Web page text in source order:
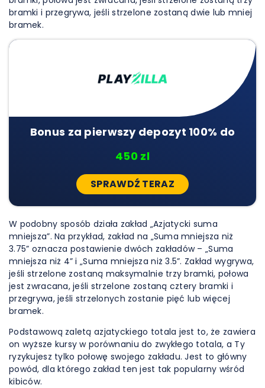
bramki i przegrywa, jeśli strzelone zostaną dwie lub mniej
bramek.
Bonus za pierwszy depozyt 100% do
450 zl
SPRAWDŹ TERAZ
W podobny sposób działa zakład „Azjatycki suma
mniejsza”. Na przykład, zakład na „Suma mniejsza niż
3.75” oznacza postawienie dwóch zakładów – „Suma
mniejsza niż 4” i „Suma mniejsza niż 3.5”. Zakład wygrywa,
jeśli strzelone zostaną maksymalnie trzy bramki, połowa
jest zwracana, jeśli strzelone zostaną cztery bramki i
przegrywa, jeśli strzelonych zostanie pięć lub więcej
bramek.
Podstawową zaletą azjatyckiego totala jest to, że zawiera
on wyższe kursy w porównaniu do zwykłego totala, a Ty
ryzykujesz tylko połowę swojego zakładu. Jest to główny
powód, dla którego zakład ten jest tak popularny wśród
kibiców.